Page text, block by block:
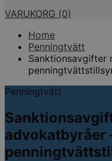
VARUKORG (0)
Home
Penningtvätt
Sanktionsavgifter
Penningtvätt
advokatbyråer